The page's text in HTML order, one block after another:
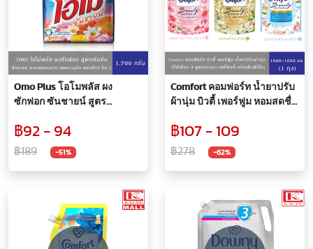
Omo Plus โอโมพลัส ผง
ซักฟอก ซันชายน์ สูตร
฿92 - 94
฿189 -51%
Comfort คอมฟอร์ท น้ำยาปรับ
ผ้านุ่ม บิวตี้ เพอร์ฟูม หอมสดชื่น
โรส/เดซี่ลิลลี่/พีโอนีฟ้า) 1,150
มล.
฿107 - 109
฿278 -62%